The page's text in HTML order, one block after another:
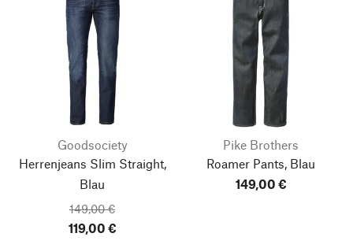
Goodsociety
Herrenjeans Slim Straight,
Blau
149,00 €
119,00 €
Pike Brothers
Roamer Pants, Blau
149,00 €